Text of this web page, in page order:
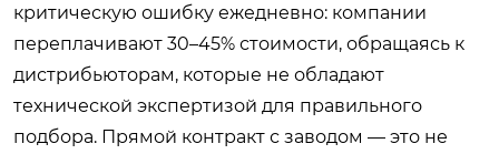
критическую ошибку ежедневно: компании
переплачивают 30–45% стоимости, обращаясь к
дистрибьюторам, которые не обладают
технической экспертизой для правильного
подбора. Прямой контракт с заводом — это не